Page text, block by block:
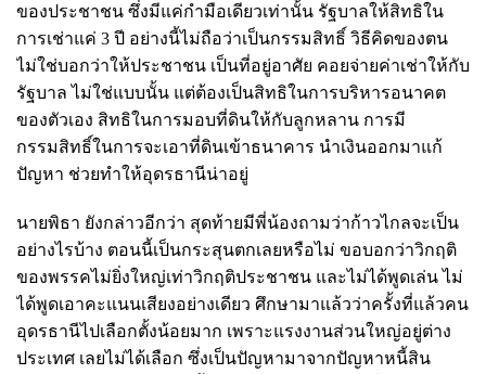
ของประชาชน ซึ่งมีแค่กำมือเดียวเท่านั้น รัฐบาลให้สิทธิใน
การเช่าแค่ 3 ปี อย่างนี้ไม่ถือว่าเป็นกรรมสิทธิ์ วิธีคิดของตน
ไม่ใช่บอกว่าให้ประชาชน เป็นที่อยู่อาศัย คอยจ่ายค่าเช่าให้กับ
รัฐบาล ไม่ใช่แบบนั้น แต่ต้องเป็นสิทธิในการบริหารอนาคต
ของตัวเอง สิทธิในการมอบที่ดินให้กับลูกหลาน การมี
กรรมสิทธิ์ในการจะเอาที่ดินเข้าธนาคาร นำเงินออกมาแก้
ปัญหา ช่วยทำให้อุดรธานีน่าอยู่
นายพิธา ยังกล่าวอีกว่า สุดท้ายมีพี่น้องถามว่าก้าวไกลจะเป็น
อย่างไรบ้าง ตอนนี้เป็นกระสุนตกเลยหรือไม่ ขอบอกว่าวิกฤติ
ของพรรคไม่ยิ่งใหญ่เท่าวิกฤติประชาชน และไม่ได้พูดเล่น ไม่
ได้พูดเอาคะแนนเสียงอย่างเดียว ศึกษามาแล้วว่าครั้งที่แล้วคน
อุดรธานีไปเลือกตั้งน้อยมาก เพราะแรงงานส่วนใหญ่อยู่ต่าง
ประเทศ เลยไม่ได้เลือก ซึ่งเป็นปัญหามาจากปัญหาหนี้สิน